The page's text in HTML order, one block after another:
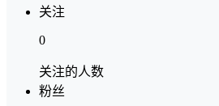
关注
0
关注的人数
粉丝